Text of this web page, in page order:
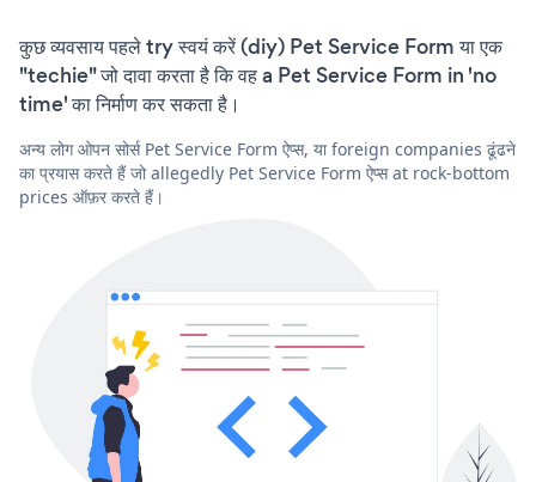
कुछ व्यवसाय पहले try स्वयं करें (diy) Pet Service Form या एक
"techie" जो दावा करता है कि वह a Pet Service Form in 'no
time' का निर्माण कर सकता है।
अन्य लोग ओपन सोर्स Pet Service Form ऐप्स, या foreign companies ढूंढने
का प्रयास करते हैं जो allegedly Pet Service Form ऐप्स at rock-bottom
prices ऑफ़र करते हैं।